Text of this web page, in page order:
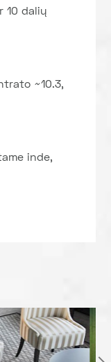
10 dalių
~10.3,
inde,